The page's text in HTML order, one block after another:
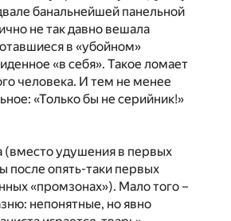
банальнейшей панельной
не так давно вешала
в «убойном»
«в себя». Такое ломает
человека. И тем не менее
«Только бы не серийник!»
(вместо удушения в первых
после опять-таки первых
«промзонах»). Мало того –
непонятные, но явно